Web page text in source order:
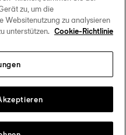
wechseln
Tissot Copyrights 2026
zu, um die
Websitenutzung zu analysieren
unterstützen. Cookie-Richtlinie